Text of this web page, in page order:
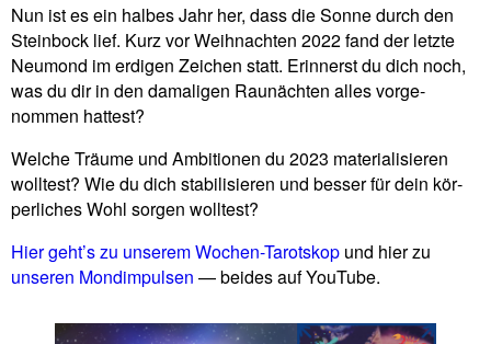
Nun ist es ein halbes Jahr her, dass die Sonne durch den
Stein­bock lief. Kurz vor Weih­nachten 2022 fand der letzte
Neu­mond im erdigen Zei­chen statt. Erin­nerst du dich noch,
was du dir in den dama­ligen Rau­nächten alles vor­ge­
nommen hattest?
Welche Träume und Ambi­tionen du 2023 mate­ria­li­sieren
woll­test? Wie du dich sta­bi­li­sieren und besser für dein kör­
per­li­ches Wohl sorgen wolltest?
Hier geht’s zu unserem Wochen-Tarot­skop und hier zu
unseren Mond­im­pulsen — beides auf YouTube.